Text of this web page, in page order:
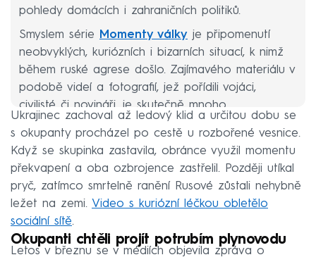
pohledy domácích i zahraničních politiků.
Smyslem série Momenty války je připomenutí
neobvyklých, kuriózních i bizarních situací, k nimž
během ruské agrese došlo. Zajímavého materiálu v
podobě videí a fotografií, jež pořídili vojáci,
civilisté či novináři, je skutečně mnoho.
Ukrajinec zachoval až ledový klid a určitou dobu se
s okupanty procházel po cestě u rozbořené vesnice.
Když se skupinka zastavila, obránce využil momentu
překvapení a oba ozbrojence zastřelil. Později utíkal
pryč, zatímco smrtelně ranění Rusové zůstali nehybně
ležet na zemi. Video s kuriózní léčkou obletělo
sociální sítě.
Okupanti chtěli projít potrubím plynovodu
Letos v březnu se v médiích objevila zpráva o